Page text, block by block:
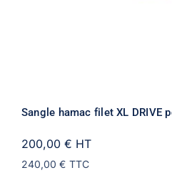
Sangle hamac filet XL DRIVE
200,00 € HT
240,00 € TTC